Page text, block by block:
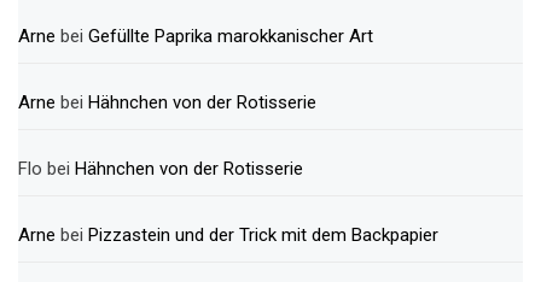
Arne bei Gefüllte Paprika marokkanischer Art
Arne bei Hähnchen von der Rotisserie
Flo bei Hähnchen von der Rotisserie
Arne bei Pizzastein und der Trick mit dem Backpapier